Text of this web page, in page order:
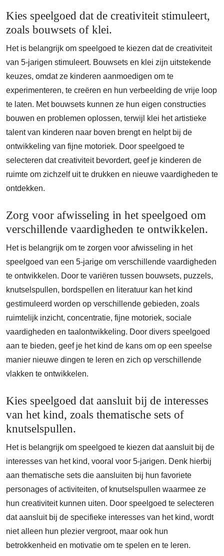
Kies speelgoed dat de creativiteit stimuleert,
zoals bouwsets of klei.
Het is belangrijk om speelgoed te kiezen dat de creativiteit
van 5-jarigen stimuleert. Bouwsets en klei zijn uitstekende
keuzes, omdat ze kinderen aanmoedigen om te
experimenteren, te creëren en hun verbeelding de vrije loop
te laten. Met bouwsets kunnen ze hun eigen constructies
bouwen en problemen oplossen, terwijl klei het artistieke
talent van kinderen naar boven brengt en helpt bij de
ontwikkeling van fijne motoriek. Door speelgoed te
selecteren dat creativiteit bevordert, geef je kinderen de
ruimte om zichzelf uit te drukken en nieuwe vaardigheden te
ontdekken.
Zorg voor afwisseling in het speelgoed om
verschillende vaardigheden te ontwikkelen.
Het is belangrijk om te zorgen voor afwisseling in het
speelgoed van een 5-jarige om verschillende vaardigheden
te ontwikkelen. Door te variëren tussen bouwsets, puzzels,
knutselspullen, bordspellen en literatuur kan het kind
gestimuleerd worden op verschillende gebieden, zoals
ruimtelijk inzicht, concentratie, fijne motoriek, sociale
vaardigheden en taalontwikkeling. Door divers speelgoed
aan te bieden, geef je het kind de kans om op een speelse
manier nieuwe dingen te leren en zich op verschillende
vlakken te ontwikkelen.
Kies speelgoed dat aansluit bij de interesses
van het kind, zoals thematische sets of
knutselspullen.
Het is belangrijk om speelgoed te kiezen dat aansluit bij de
interesses van het kind, vooral voor 5-jarigen. Denk hierbij
aan thematische sets die aansluiten bij hun favoriete
personages of activiteiten, of knutselspullen waarmee ze
hun creativiteit kunnen uiten. Door speelgoed te selecteren
dat aansluit bij de specifieke interesses van het kind, wordt
niet alleen hun plezier vergroot, maar ook hun
betrokkenheid en motivatie om te spelen en te leren.